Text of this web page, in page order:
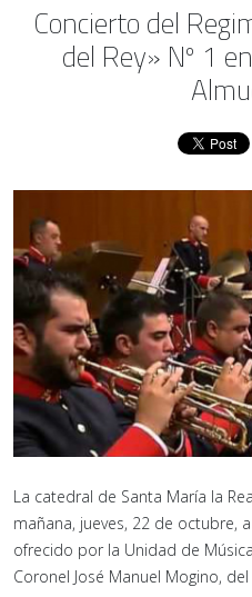
Concierto del
del Rey» Nº 1
La catedral de Santa María la
mañana, jueves, 22 de octubre,
ofrecido por la Unidad de
Coronel José Manuel Mogino,